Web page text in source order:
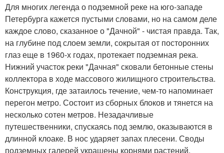
Для многих легенда о подземной реке на юго-западе
Петербурга кажется пустыми словами, но на самом деле
каждое слово, сказанное о "Дачной" - чистая правда. Так,
на глубине под слоем земли, сокрытая от посторонних
глаз еще в 1960-х годах, протекает подземная река.
Нижний участок реки "Дачная" сковали бетонные стены
коллектора в ходе массового жилищного строительства.
Конструкция, где затаилось течение, чем-то напоминает
перегон метро. Состоит из сборных блоков и тянется на
несколько сотен метров. Незадачливые
путешественники, спускаясь под землю, оказываются в
длинной клоаке. В нос ударяет запах плесени. Своды
подземных галерей украшены корнями растений,